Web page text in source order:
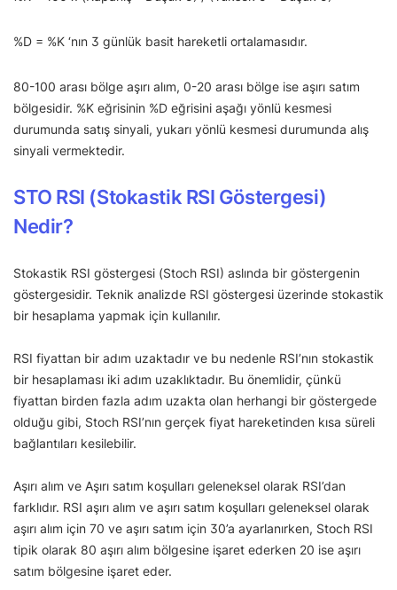
%D = %K ‘nın 3 günlük basit hareketli ortalamasıdır.
80-100 arası bölge aşırı alım, 0-20 arası bölge ise aşırı satım
bölgesidir. %K eğrisinin %D eğrisini aşağı yönlü kesmesi
durumunda satış sinyali, yukarı yönlü kesmesi durumunda alış
sinyali vermektedir.
STO RSI (Stokastik RSI Göstergesi)
Nedir?
Stokastik RSI göstergesi (Stoch RSI) aslında bir göstergenin
göstergesidir. Teknik analizde RSI göstergesi üzerinde stokastik
bir hesaplama yapmak için kullanılır.
RSI fiyattan bir adım uzaktadır ve bu nedenle RSI’nın stokastik
bir hesaplaması iki adım uzaklıktadır. Bu önemlidir, çünkü
fiyattan birden fazla adım uzakta olan herhangi bir göstergede
olduğu gibi, Stoch RSI’nın gerçek fiyat hareketinden kısa süreli
bağlantıları kesilebilir.
Aşırı alım ve Aşırı satım koşulları geleneksel olarak RSI’dan
farklıdır. RSI aşırı alım ve aşırı satım koşulları geleneksel olarak
aşırı alım için 70 ve aşırı satım için 30’a ayarlanırken, Stoch RSI
tipik olarak 80 aşırı alım bölgesine işaret ederken 20 ise aşırı
satım bölgesine işaret eder.